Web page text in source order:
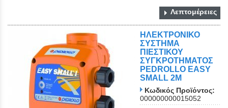
Λεπτομέρειες
ΗΛΕΚΤΡΟΝΙΚΟ
ΣΥΣΤΗΜΑ
ΠΙΕΣΤΙΚΟΥ
ΣΥΓΚΡΟΤΗΜΑΤΟΣ
PEDROLLO EASY
SMALL 2Μ
Κωδικός Προϊόντος:
000000000015052